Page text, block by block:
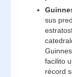
sus
facilito
récord